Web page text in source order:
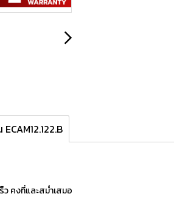
ว คงที่และสม่ำเสมอ